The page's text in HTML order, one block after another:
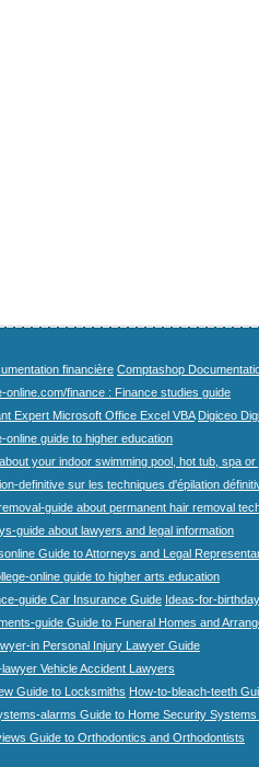
financière Comptashop
online.com/finance : Finance studies guide
Expert Microsoft Office Excel VBA Digiceo
online guide to higher education
your indoor swimming pool, hot tub, spa
definitive sur les techniques d'épilation
guide about permanent hair removal
guide about lawyers and legal information
Guide to Attorneys and Legal
online guide to higher arts education
guide Car Insurance Guide Ideas-for-
guide Guide to Funeral Homes and
in Personal Injury Lawyer Guide
Vehicle Accident Lawyers
Guide to Locksmiths How-to-bleach-teeth
alarms Guide to Home Security Systems
Guide to Orthodontics and Orthodontists